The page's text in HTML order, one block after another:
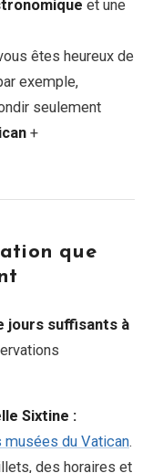
et une
êtes heureux de
exemple,
seulement
+
que
jours suffisants à
Sixtine :
du Vatican.
des horaires et